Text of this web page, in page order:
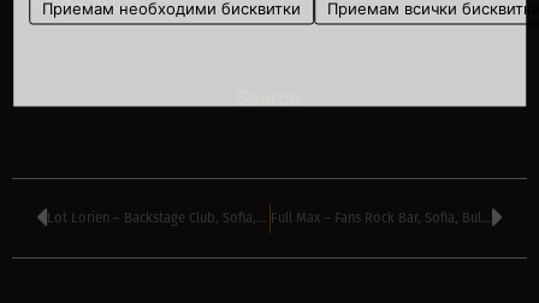
Приемам необходими бисквитки Приемам всички
Start – 10 p.m.
Lot Lorien – Backstage Club, Sofia, Bulgaria Full Max – Fans Rock Bar, Sofia, Bulgaria